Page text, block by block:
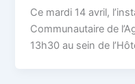
Ce mardi 14 avril,
Communautaire de
13h30 au sein de